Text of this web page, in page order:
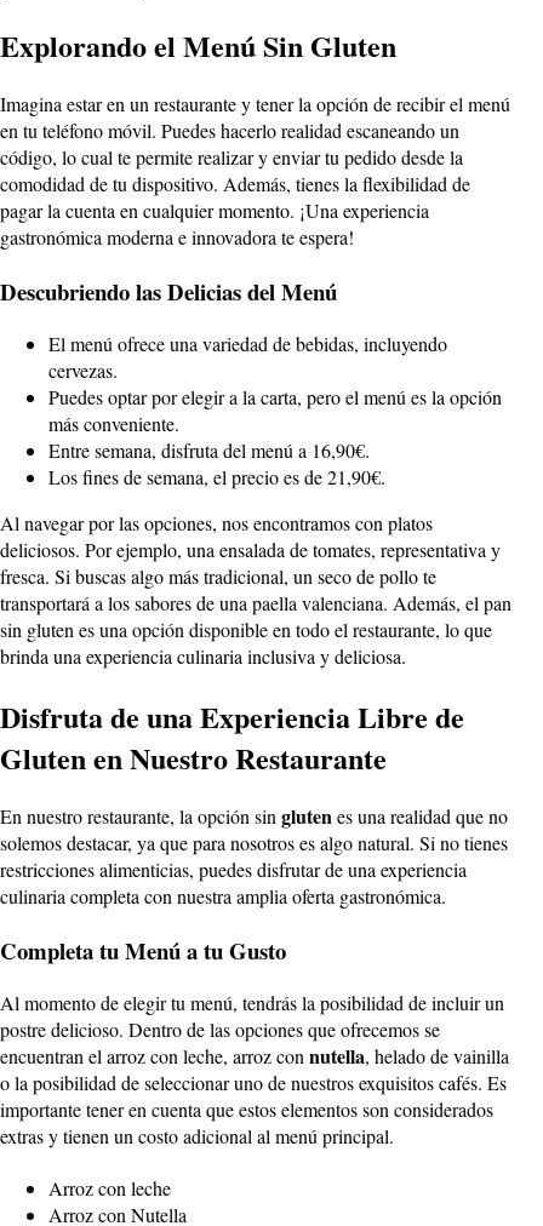
Explorando el Menú Sin Gluten
Imagina estar en un restaurante y tener la opción de recibir el menú
en tu teléfono móvil. Puedes hacerlo realidad escaneando un
código, lo cual te permite realizar y enviar tu pedido desde la
comodidad de tu dispositivo. Además, tienes la flexibilidad de
pagar la cuenta en cualquier momento. ¡Una experiencia
gastronómica moderna e innovadora te espera!
Descubriendo las Delicias del Menú
El menú ofrece una variedad de bebidas, incluyendo
cervezas.
Puedes optar por elegir a la carta, pero el menú es la opción
más conveniente.
Entre semana, disfruta del menú a 16,90€.
Los fines de semana, el precio es de 21,90€.
Al navegar por las opciones, nos encontramos con platos
deliciosos. Por ejemplo, una ensalada de tomates, representativa y
fresca. Si buscas algo más tradicional, un seco de pollo te
transportará a los sabores de una paella valenciana. Además, el pan
sin gluten es una opción disponible en todo el restaurante, lo que
brinda una experiencia culinaria inclusiva y deliciosa.
Disfruta de una Experiencia Libre de
Gluten en Nuestro Restaurante
En nuestro restaurante, la opción sin gluten es una realidad que no
solemos destacar, ya que para nosotros es algo natural. Si no tienes
restricciones alimenticias, puedes disfrutar de una experiencia
culinaria completa con nuestra amplia oferta gastronómica.
Completa tu Menú a tu Gusto
Al momento de elegir tu menú, tendrás la posibilidad de incluir un
postre delicioso. Dentro de las opciones que ofrecemos se
encuentran el arroz con leche, arroz con nutella, helado de vainilla
o la posibilidad de seleccionar uno de nuestros exquisitos cafés. Es
importante tener en cuenta que estos elementos son considerados
extras y tienen un costo adicional al menú principal.
Arroz con leche
Arroz con Nutella